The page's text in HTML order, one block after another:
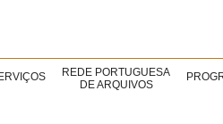
REDE PORTUGUESA
DE ARQUIVOS